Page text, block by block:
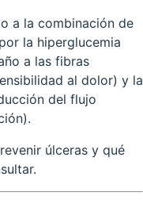
a la combinación de
la hiperglucemia
a las fibras
al dolor) y la
del flujo
úlceras y qué